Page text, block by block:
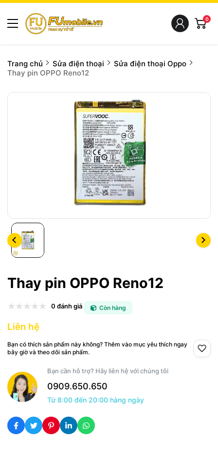
0
Trang chủ Sửa điện thoại
Sửa điện thoại Oppo
Thay pin OPPO Reno12
Thay pin OPPO Reno12
0 đánh giá Còn hàng
Liên hệ
Bạn có thích sản phẩm này không? Thêm vào mục yêu thích ngay
bây giờ và theo dõi sản phẩm.
Bạn cần hỗ trợ? Hãy liên hệ với chúng tôi
0909.650.650
Từ 8:00 đến 20:00 hàng ngày